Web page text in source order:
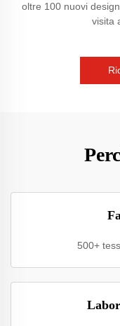
oltre 100 nuovi
visita
500+